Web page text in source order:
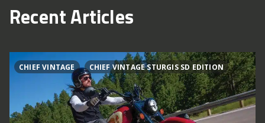
Recent Articles
CHIEF VINTAGE CHIEF VINTAGE STURGIS SD EDITION